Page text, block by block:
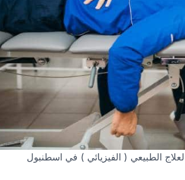
الطبيعي ( الفيزيائي ) في اسطنبول